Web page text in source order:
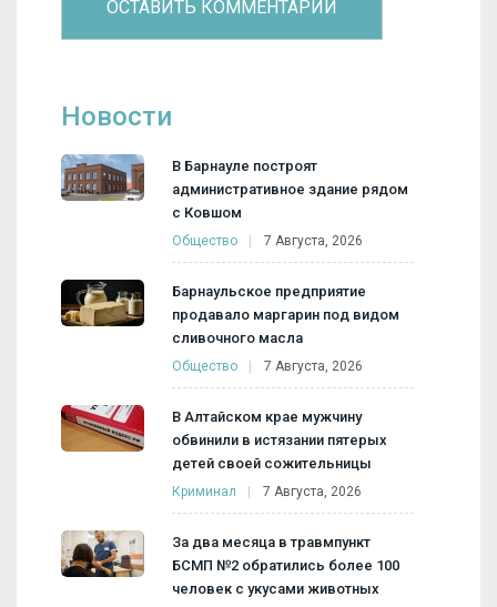
Новости
В Барнауле построят
административное здание рядом
с Ковшом
Общество 7 Августа, 2026
Барнаульское предприятие
продавало маргарин под видом
сливочного масла
Общество 7 Августа, 2026
В Алтайском крае мужчину
обвинили в истязании пятерых
детей своей сожительницы
Криминал 7 Августа, 2026
За два месяца в травмпункт
БСМП №2 обратились более 100
человек с укусами животных